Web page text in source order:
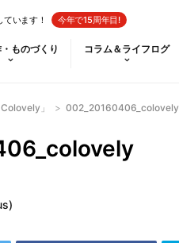
います！ 今年で15周年目!
ものづくり コラム＆ライフログ
」 > 002_20160406_colovely